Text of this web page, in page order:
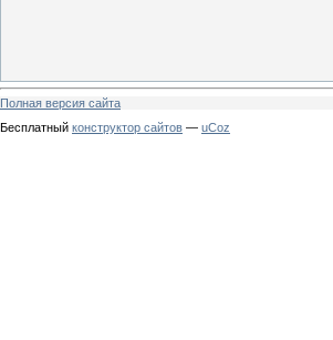
Полная версия сайта
Бесплатный конструктор сайтов — uCoz